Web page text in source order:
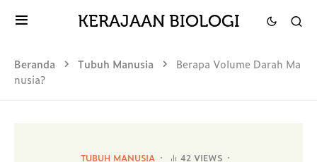
KERAJAAN BIOLOGI
Beranda Tubuh Manusia
Berapa Volume Darah Ma
nusia?
TUBUH MANUSIA
42 VIEWS